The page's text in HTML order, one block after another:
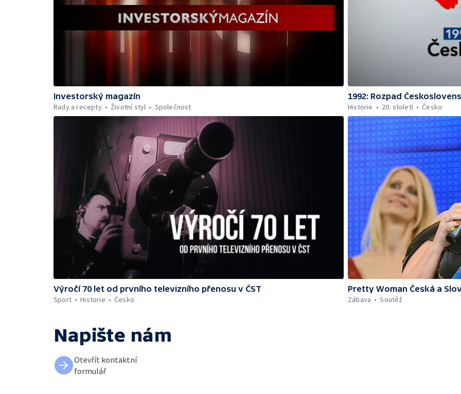
Investorský magazín
Rady a recepty
Životní styl Společnost
1992: Rozpad
Historie
20. století Česko
Výročí 70 let od prvního televizního přenosu v ČST
Sport
Historie Česko
Pretty Woman Česká a
Zábava
Soutěž
Napište nám
Otevřít kontaktní
formulář